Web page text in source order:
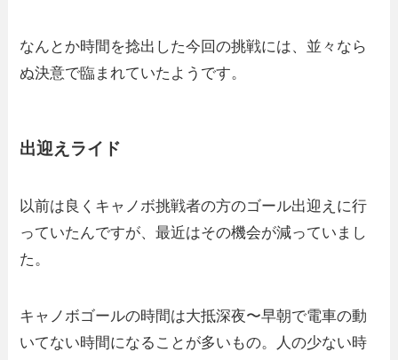
なんとか時間を捻出した今回の挑戦には、並々なら
ぬ決意で臨まれていたようです。
出迎えライド
以前は良くキャノボ挑戦者の方のゴール出迎えに行
っていたんですが、最近はその機会が減っていまし
た。
キャノボゴールの時間は大抵深夜〜早朝で電車の動
いてない時間になることが多いもの。人の少ない時